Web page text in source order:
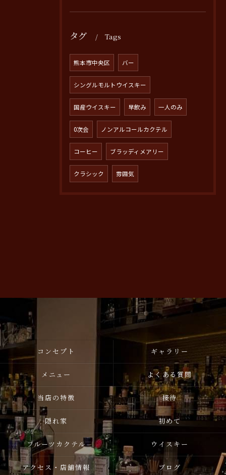
タグ Tags
熊本市中央区 バー
シングルモルトウイスキー
国産ウイスキー 早飲み 一人のみ
0次会 ノンアルコールカクテル
コーヒー ブラッディメアリー
クラシック 雰囲気
コンセプト ギャラリー
メニュー よくある質問
当店の特徴 接待
隠れ家 初めて
フルーツカクテル ウイスキー
アクセス・店舗情報 ブログ